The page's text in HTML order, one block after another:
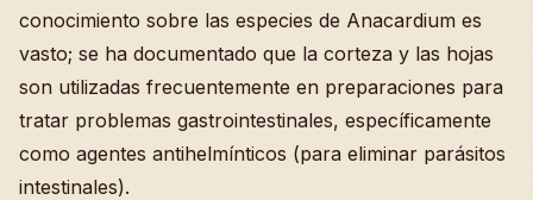
conocimiento sobre las especies de Anacardium es
vasto; se ha documentado que la corteza y las hojas
son utilizadas frecuentemente en preparaciones para
tratar problemas gastrointestinales, específicamente
como agentes antihelmínticos (para eliminar parásitos
intestinales).